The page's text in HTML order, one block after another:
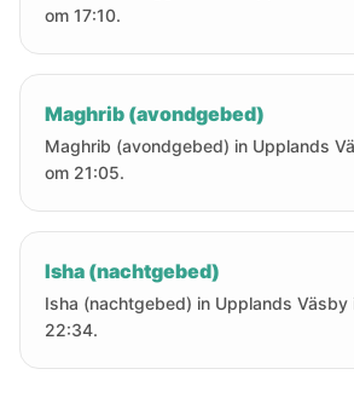
om 17:10.
Maghrib (avondgebed)
Maghrib (avondgebed) in Upplands
om 21:05.
Isha (nachtgebed)
Isha (nachtgebed) in Upplands Väsby
22:34.